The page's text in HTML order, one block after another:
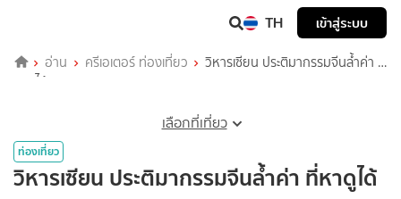
TH เข้าสู่ระบบ
อ่าน ครีเอเตอร์ ท่องเที่ยว
วิหารเซียน ประติมากรรมจีนล้ำค่า ที่
หาดูได้ยาก
เลือกที่เที่ยว
ท่องเที่ยว
วิหารเซียน ประติมากรรมจีนล้ำค่า ที่หาดูได้